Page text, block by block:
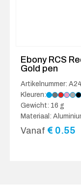
Ebony RCS
Gold pen
Artikelnummer:
Kleuren:
Gewicht: 16 g
Materiaal:
Vanaf € 0.55